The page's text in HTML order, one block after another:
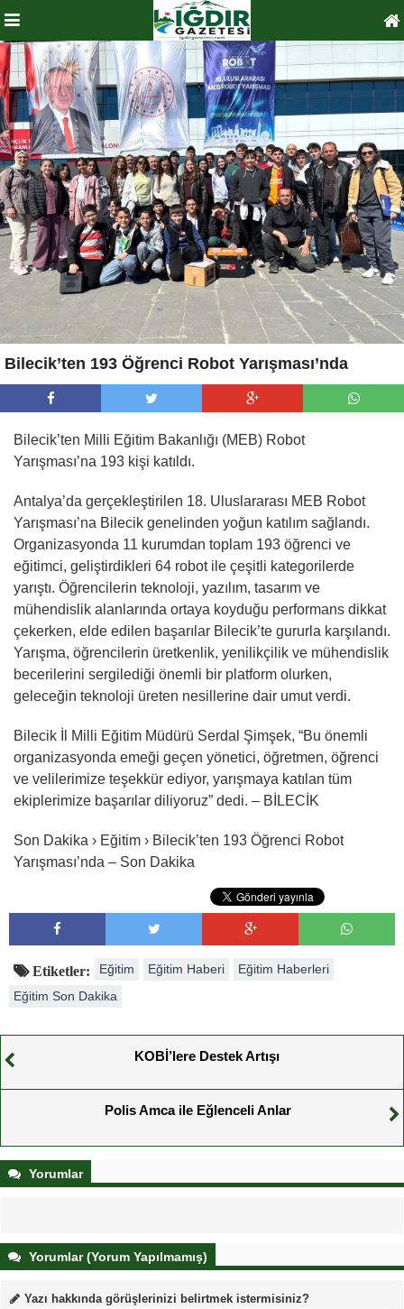
Bilecik’ten 193 Öğrenci Robot Yarışması’nda
Bilecik’ten Milli Eğitim Bakanlığı (MEB) Robot
Yarışması’na 193 kişi katıldı.
Antalya’da gerçekleştirilen 18. Uluslararası MEB Robot
Yarışması’na Bilecik genelinden yoğun katılım sağlandı.
Organizasyonda 11 kurumdan toplam 193 öğrenci ve
eğitimci, geliştirdikleri 64 robot ile çeşitli kategorilerde
yarıştı. Öğrencilerin teknoloji, yazılım, tasarım ve
mühendislik alanlarında ortaya koyduğu performans dikkat
çekerken, elde edilen başarılar Bilecik’te gururla karşılandı.
Yarışma, öğrencilerin üretkenlik, yenilikçilik ve mühendislik
becerilerini sergilediği önemli bir platform olurken,
geleceğin teknoloji üreten nesillerine dair umut verdi.
Bilecik İl Milli Eğitim Müdürü Serdal Şimşek, “Bu önemli
organizasyonda emeği geçen yönetici, öğretmen, öğrenci
ve velilerimize teşekkür ediyor, yarışmaya katılan tüm
ekiplerimize başarılar diliyoruz” dedi. – BİLECİK
Son Dakika › Eğitim › Bilecik’ten 193 Öğrenci Robot
Yarışması’nda – Son Dakika
Etiketler: Eğitim Eğitim Haberi
Eğitim Haberleri
Eğitim Son Dakika
KOBİ’lere Destek Artışı
Polis Amca ile Eğlenceli Anlar
Yorumlar
Yorumlar (Yorum Yapılmamış)
Yazı hakkında görüşlerinizi belirtmek istermisiniz?